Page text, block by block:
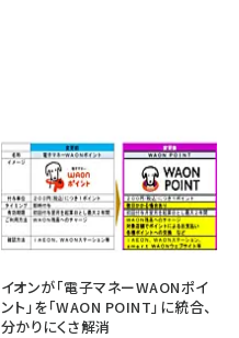
イオンが「電子マネーWAONポイ
ント」を「WAON POINT」に統合、
分かりにくさ解消